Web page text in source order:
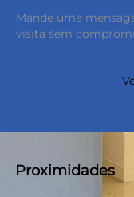
Mande uma
visita sem
Proximidades